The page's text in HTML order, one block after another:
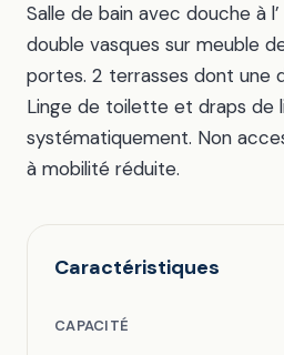
Salle de bain avec douche à
double vasques sur meuble
portes. 2 terrasses dont une
Linge de toilette et draps de
systématiquement. Non
à mobilité réduite.
Caractéristiques
CAPACITÉ